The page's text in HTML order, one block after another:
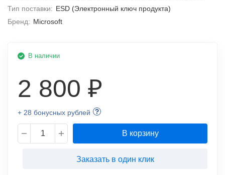
Тип поставки: ESD (Электронный ключ продукта)
Бренд: Microsoft
В наличии
2 800 ₽
+ 28 бонусных рублей
В корзину
Заказать в один клик